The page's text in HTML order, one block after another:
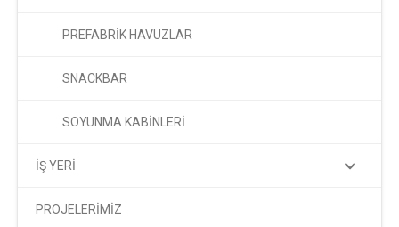
PREFABRİK HAVUZLAR
SNACKBAR
SOYUNMA KABİNLERİ
İŞ YERİ
PROJELERİMİZ